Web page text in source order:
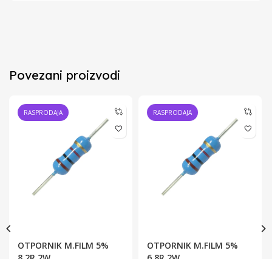
Povezani proizvodi
RASPRODAJA
OTPORNIK M.FILM 5%
RASPRODAJA
OTPORNIK M.FILM 5%